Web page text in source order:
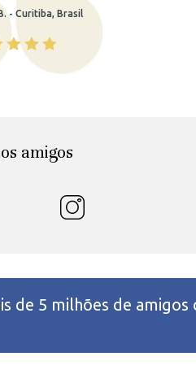
- Recife, Brasil
amigos
de 5 milhões de amigos